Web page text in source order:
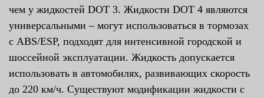
чем у жидкостей DOT 3. Жидкости DOT 4 являются
универсальными – могут использоваться в тормозах
с ABS/ESP, подходят для интенсивной городской и
шоссейной эксплуатации. Жидкость допускается
использовать в автомобилях, развивающих скорость
до 220 км/ч. Существуют модификации жидкости с